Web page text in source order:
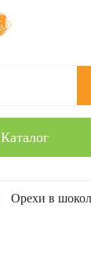
Каталог
Орехи в